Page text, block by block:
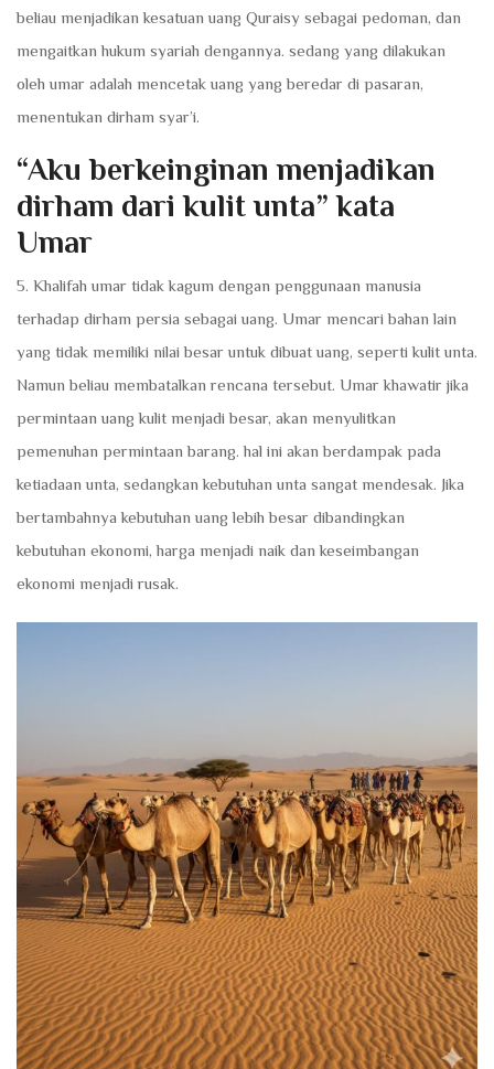
beliau menjadikan kesatuan uang Quraisy sebagai pedoman, dan
mengaitkan hukum syariah dengannya. sedang yang dilakukan
oleh umar adalah mencetak uang yang beredar di pasaran,
menentukan dirham syar’i.
“Aku berkeinginan menjadikan
dirham dari kulit unta” kata
Umar
5. Khalifah umar tidak kagum dengan penggunaan manusia
terhadap dirham persia sebagai uang. Umar mencari bahan lain
yang tidak memiliki nilai besar untuk dibuat uang, seperti kulit unta.
Namun beliau membatalkan rencana tersebut. Umar khawatir jika
permintaan uang kulit menjadi besar, akan menyulitkan
pemenuhan permintaan barang. hal ini akan berdampak pada
ketiadaan unta, sedangkan kebutuhan unta sangat mendesak. Jika
bertambahnya kebutuhan uang lebih besar dibandingkan
kebutuhan ekonomi, harga menjadi naik dan keseimbangan
ekonomi menjadi rusak.